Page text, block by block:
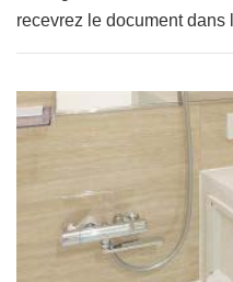
recevrez le document dans